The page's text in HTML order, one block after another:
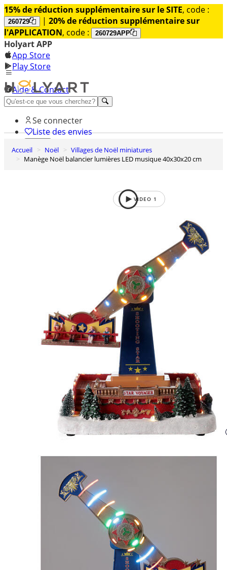
15% de réduction supplémentaire sur le SITE, code :
260729 | 20% de réduction supplémentaire sur
l'APPLICATION, code : 260729APP
Holyart APP
App Store
Play Store
Aide & Contact
Découvrez Premium
Se connecter
Liste des envies
0
Panier
Accueil Noël
Villages de Noël miniatures
Manège Noël balancier lumières LED musique 40x30x20 cm
VIDEO 1